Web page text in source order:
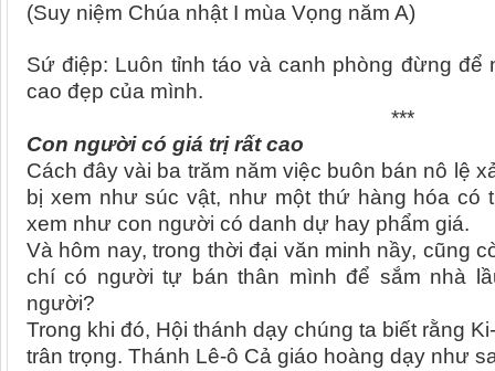
(Suy niệm Chúa nhật I mùa Vọng năm A)
Sứ điệp: Luôn tỉnh táo và canh phòng đừng
cao đẹp của mình.
***
Con người có giá trị rất cao
Cách đây vài ba trăm năm việc buôn bán nô lệ
bị xem như súc vật, như một thứ hàng hóa
xem như con người có danh dự hay phẩm giá.
Và hôm nay, trong thời đại văn minh nầy, cũng
chí có người tự bán thân mình để sắm nhà
người?
Trong khi đó, Hội thánh dạy chúng ta biết rằng
trân trọng. Thánh Lê-ô Cả giáo hoàng dạy như